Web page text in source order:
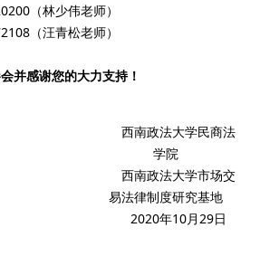
林少伟老师）
汪青松老师）
并感谢您的大力支持！
西南政法大学民商法
学院
西南政法大学市场交
易法律制度研究基地
2020年10月29日